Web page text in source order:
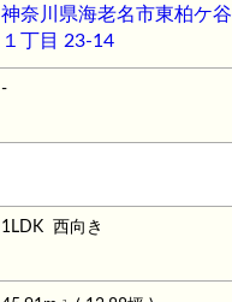
神奈川県海老名市東柏ケ谷
１丁目 23-14
-
1LDK 西向き